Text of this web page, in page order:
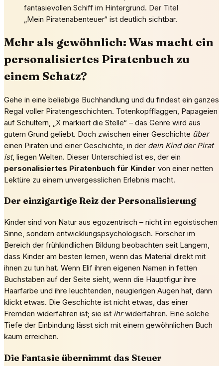
fantasievollen Schiff im Hintergrund. Der Titel
„Mein Piratenabenteuer“ ist deutlich sichtbar.
Mehr als gewöhnlich: Was macht ein
personalisiertes Piratenbuch zu
einem Schatz?
Gehe in eine beliebige Buchhandlung und du findest ein ganzes
Regal voller Piratengeschichten. Totenkopfflaggen, Papageien
auf Schultern, „X markiert die Stelle“ – das Genre wird aus
gutem Grund geliebt. Doch zwischen einer Geschichte über
einen Piraten und einer Geschichte, in der dein Kind der Pirat
ist, liegen Welten. Dieser Unterschied ist es, der ein
personalisiertes Piratenbuch für Kinder von einer netten
Lektüre zu einem unvergesslichen Erlebnis macht.
Der einzigartige Reiz der Personalisierung
Kinder sind von Natur aus egozentrisch – nicht im egoistischen
Sinne, sondern entwicklungspsychologisch. Forscher im
Bereich der frühkindlichen Bildung beobachten seit Langem,
dass Kinder am besten lernen, wenn das Material direkt mit
ihnen zu tun hat. Wenn Elif ihren eigenen Namen in fetten
Buchstaben auf der Seite sieht, wenn die Hauptfigur ihre
Haarfarbe und ihre leuchtenden, neugierigen Augen hat, dann
klickt etwas. Die Geschichte ist nicht etwas, das einer
Fremden widerfahren ist; sie ist ihrwiderfahren. Eine solche
Tiefe der Einbindung lässt sich mit einem gewöhnlichen Buch
kaum erreichen.
Die Fantasie übernimmt das Steuer